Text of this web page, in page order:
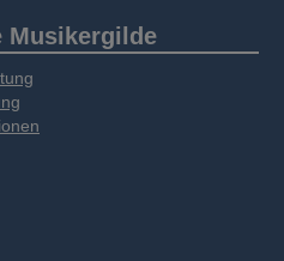
Musikergilde